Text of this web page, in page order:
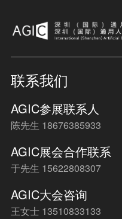
联系我们
AGIC参展联系人
陈先生 18676385933
AGIC展会合作联系
于先生 15622808307
AGIC大会咨询
王女士 13510833133